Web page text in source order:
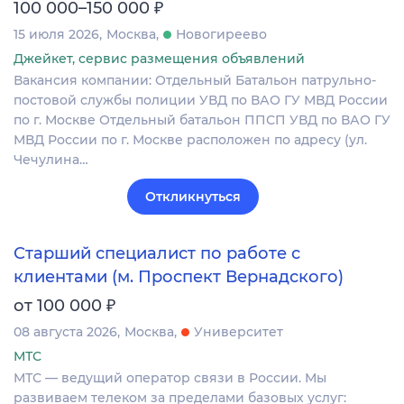
100 000–150 000 ₽
15 июля 2026 Москва
Новогиреево
Джейкет, сервис размещения объявлений
Вакансия компании: Отдельный Батальон патрульно-
постовой службы полиции УВД по ВАО ГУ МВД России
по г. Москве Отдельный батальон ППСП УВД по ВАО ГУ
МВД России по г. Москве расположен по адресу (ул.
Чечулина…
Откликнуться
Старший специалист по работе с
клиентами (м. Проспект Вернадского)
от 100 000 ₽
08 августа 2026 Москва
Университет
МТС
МТС — ведущий оператор связи в России. Мы
развиваем телеком за пределами базовых услуг: